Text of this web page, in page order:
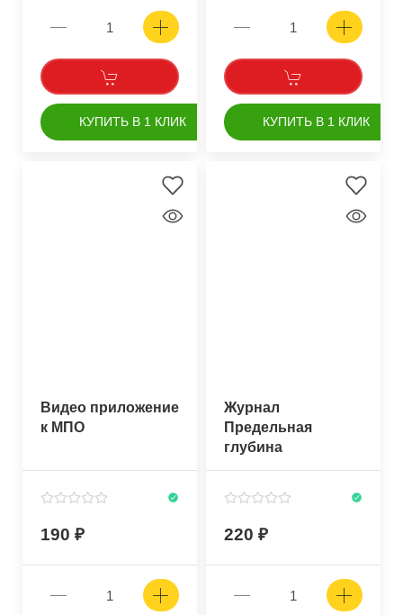
КУПИТЬ В 1 КЛИК КУПИТЬ В 1 КЛИК
Видео приложение
к МПО
190
Журнал
Предельная
глубина
220